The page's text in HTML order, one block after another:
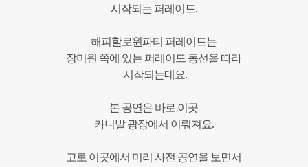
시작되는 퍼레이드.
해피할로윈파티 퍼레이드는
장미원 쪽에 있는 퍼레이드 동선을 따라
시작되는데요.
본 공연은 바로 이곳
카니발 광장에서 이뤄져요.
고로 이곳에서 미리 사전 공연을 보면서